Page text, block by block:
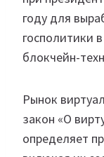
году для
госполитики
блокчейн-
Рынок
закон «О
определяет